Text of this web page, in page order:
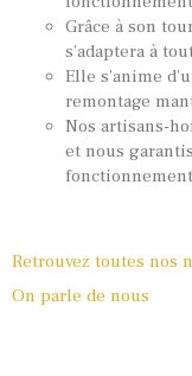
Grâce à son
s’adaptera à
Elle s’anime
remontage
Nos artisans-
et nous
Retrouvez toutes nos
On parle de nous